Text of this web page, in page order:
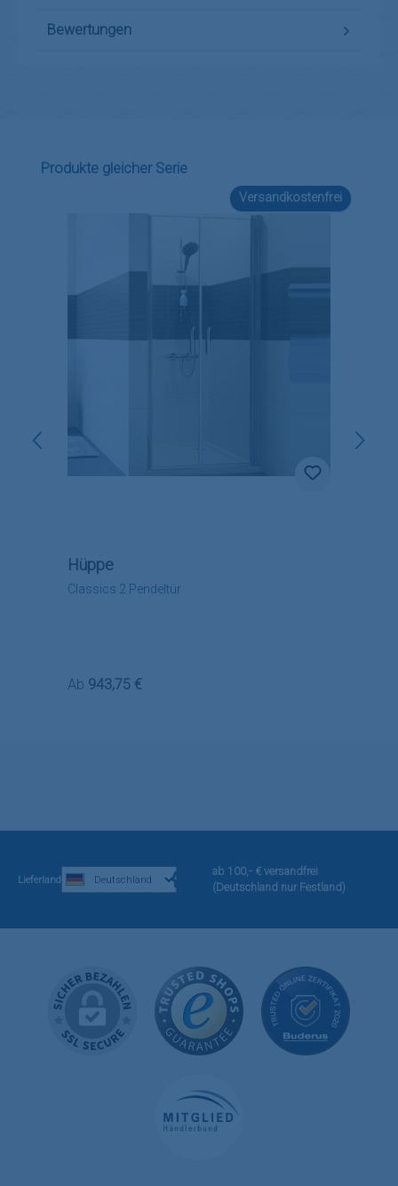
Bewertungen
Produktgalerie überspringen
Produkte gleicher Serie
Versandkostenfrei
Classics 2 Pendeltür
Hüppe
Regulärer Preis:
Ab 943,75 €
Lieferland
ab 100,- € versandfrei
(Deutschland nur Festland)